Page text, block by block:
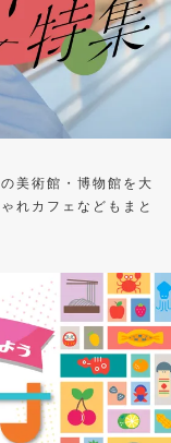
美術館・博物館を大
れカフェなどもまと